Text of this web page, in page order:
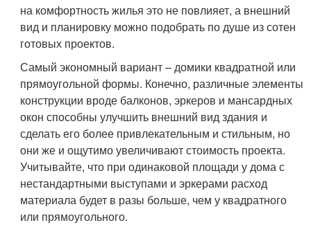
на комфортность жилья это не повлияет, а внешний
вид и планировку можно подобрать по душе из сотен
готовых проектов.
Самый экономный вариант – домики квадратной или
прямоугольной формы. Конечно, различные элементы
конструкции вроде балконов, эркеров и мансардных
окон способны улучшить внешний вид здания и
сделать его более привлекательным и стильным, но
они же и ощутимо увеличивают стоимость проекта.
Учитывайте, что при одинаковой площади у дома с
нестандартными выступами и эркерами расход
материала будет в разы больше, чем у квадратного
или прямоугольного.